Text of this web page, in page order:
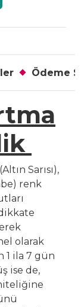
Ödeme
Sarısı),
renk
olarak
ila 7 gün
ise de,